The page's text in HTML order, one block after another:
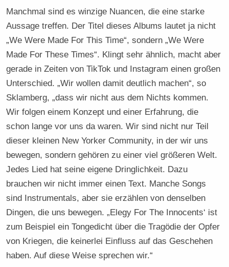
Manchmal sind es winzige Nuancen, die eine starke
Aussage treffen. Der Titel dieses Albums lautet ja nicht
„We Were Made For This Time“, sondern „We Were
Made For These Times“. Klingt sehr ähnlich, macht aber
gerade in Zeiten von TikTok und Instagram einen großen
Unterschied. „Wir wollen damit deutlich machen“, so
Sklamberg, „dass wir nicht aus dem Nichts kommen.
Wir folgen einem Konzept und einer Erfahrung, die
schon lange vor uns da waren. Wir sind nicht nur Teil
dieser kleinen New Yorker Community, in der wir uns
bewegen, sondern gehören zu einer viel größeren Welt.
Jedes Lied hat seine eigene Dringlichkeit. Dazu
brauchen wir nicht immer einen Text. Manche Songs
sind Instrumentals, aber sie erzählen von denselben
Dingen, die uns bewegen. „Elegy For The Innocents‘ ist
zum Beispiel ein Tongedicht über die Tragödie der Opfer
von Kriegen, die keinerlei Einfluss auf das Geschehen
haben. Auf diese Weise sprechen wir.“